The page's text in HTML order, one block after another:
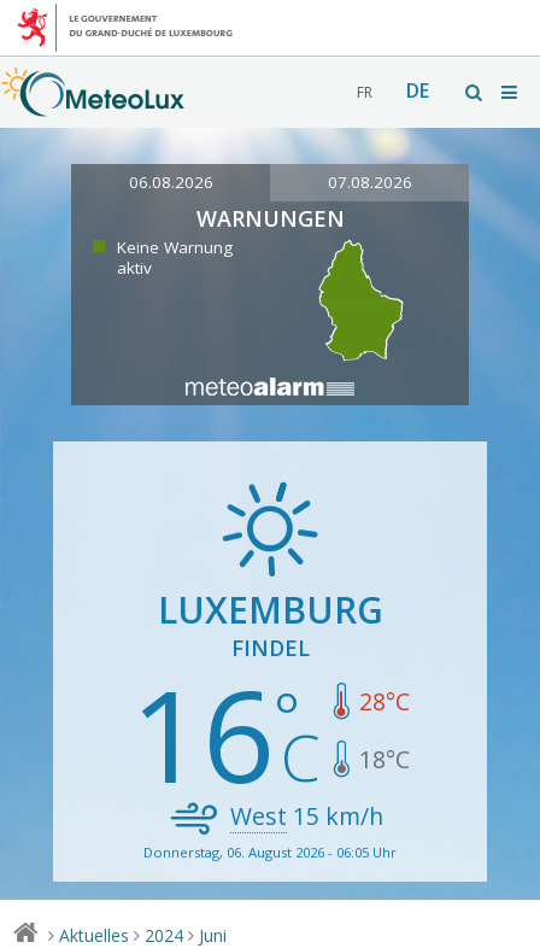
FR DE
06.08.2026 07.08.2026
WARNUNGEN
Keine Warnung
aktiv
LUXEMBURG
FINDEL
16 28°C
18°C
West 15 km/h
Donnerstag, 06. August 2026 - 06:05 Uhr
> Aktuelles > 2024 > Juni